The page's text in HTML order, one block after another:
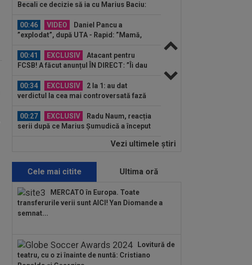
Becali ce decizie să ia cu Marius Baciu:
00:46
VIDEO
Daniel Pancu a
”explodat”, după UTA - Rapid: ”Mamă,
00:41
EXCLUSIV
Atacant pentru
FCSB! A făcut anunțul ÎN DIRECT: ”Îi dau
00:34
EXCLUSIV
2 la 1: au dat
verdictul la cea mai controversată fază
00:27
EXCLUSIV
Radu Naum, reacția
serii după ce Marius Șumudică a început
Dezastru: după
00:02
EXCLUSIV
Rapid a dat lovitura!
Victor Angelescu a anunțat transferul:
"Foarte bun"
00:01
OFICIAL
Surpriză! Kevin
Ciubotaru a semnat: ”Nu am putut rata
primit vestea
Vezi ultimele ştiri
Cele mai citite Ultima oră
MERCATO în Europa. Toate
transferurile verii sunt AICI! Yan Diomande a
semnat...
Lovitură de
teatru, cu o zi înainte de nuntă: Cristiano